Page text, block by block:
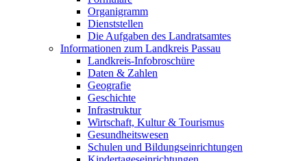
Organigramm
Dienststellen
Die Aufgaben des Landratsamtes
Informationen zum Landkreis Passau
Landkreis-Infobroschüre
Daten & Zahlen
Geografie
Geschichte
Infrastruktur
Wirtschaft, Kultur & Tourismus
Gesundheitswesen
Schulen und Bildungseinrichtungen